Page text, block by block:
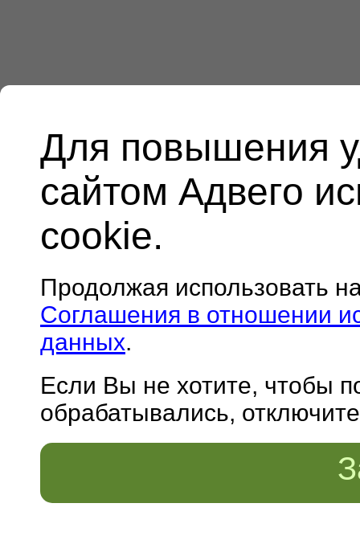
Для повышения
сайтом Адвего
cookie.
Продолжая использовать
Соглашения в отношении
данных.
Если Вы не хотите, чтобы
обрабатывались,